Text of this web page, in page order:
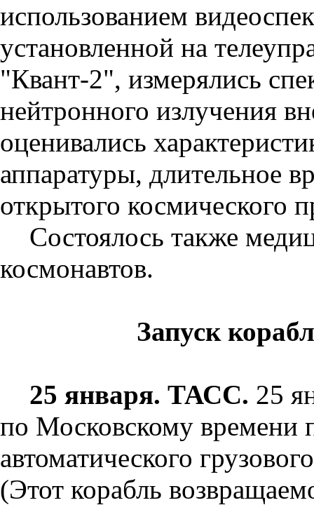
использованием
установленной на
"Квант-2", измерялись
нейтронного излучения
оценивались
аппаратуры, длительное
открытого космического
Состоялось также
космонавтов.
Запуск
25 января. ТАСС. 25
по Московскому времени
автоматического
(Этот корабль